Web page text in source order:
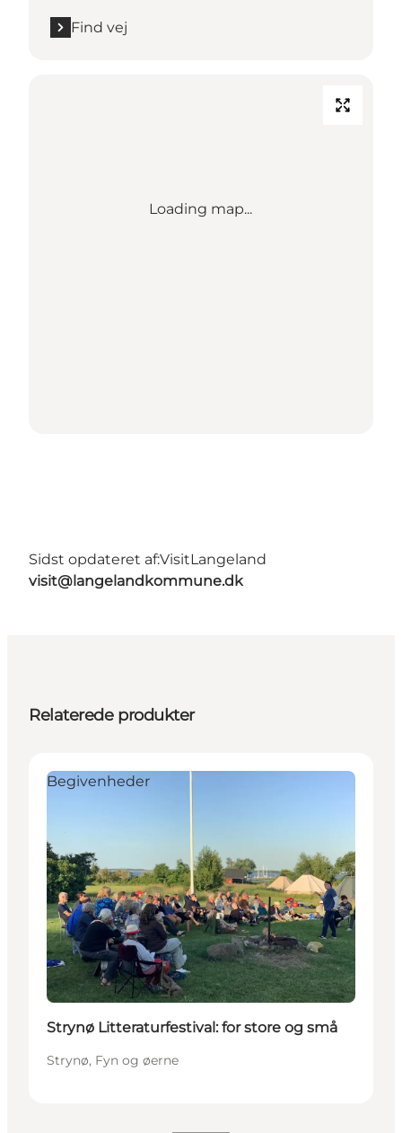
Find vej
Loading map...
Sidst opdateret af:VisitLangeland
visit@langelandkommune.dk
Relaterede produkter
Begivenheder
Strynø Litteraturfestival: for store og små
Strynø, Fyn og øerne